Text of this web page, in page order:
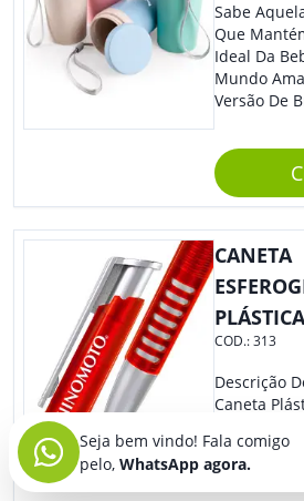
Sabe
Que
Ideal Da
Mundo
Versão De
Sua Marca
Acrescentar
Praticidade
De
CANETA
PLÁSTICA
COD.:313
Descrição
Caneta
Papelaria
Uso Diário,
De
Casa. Feita
Seja bem vindo! Fala comigo
pelo, WhatsApp agora.